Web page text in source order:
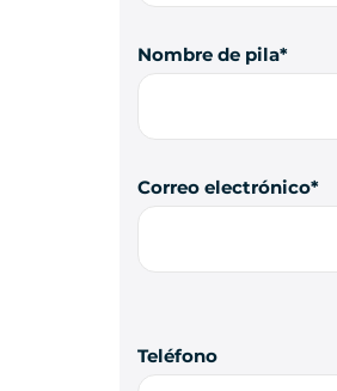
Nombre de pila
Correo electrónico
Teléfono